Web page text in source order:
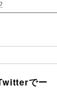
でー